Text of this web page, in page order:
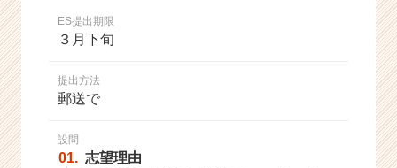
ES提出期限
３月下旬
提出方法
郵送で
設問
01. 志望理由